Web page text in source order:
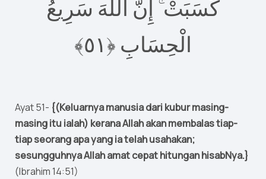
كَسَبَتْ ۚ إِنَّ اللَّهَ سَرِيعُ
الْحِسَابِ ‎﴿١٥﴾
Ayat 51- {(Keluarnya manusia dari kubur masing-
masing itu ialah) kerana Allah akan membalas tiap-
tiap seorang apa yang ia telah usahakan;
sesungguhnya Allah amat cepat hitungan hisabNya.}
(Ibrahim 14:51)